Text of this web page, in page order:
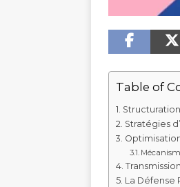
Table of
Stratégies
La Défense